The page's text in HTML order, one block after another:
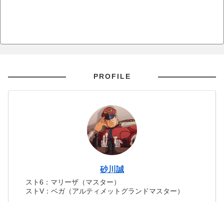
PROFILE
砂川誠
スト6：マリーザ（マスター）
ストV：ベガ（アルティメットグランドマスター）